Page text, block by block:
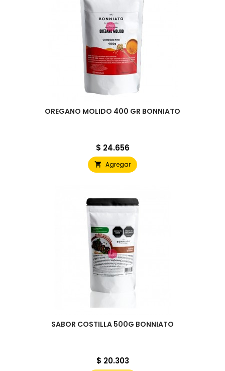
OREGANO MOLIDO 400 GR BONNIATO
Precio
$ 24.656
 Agregar
SABOR COSTILLA 500G BONNIATO
Precio
$ 20.303